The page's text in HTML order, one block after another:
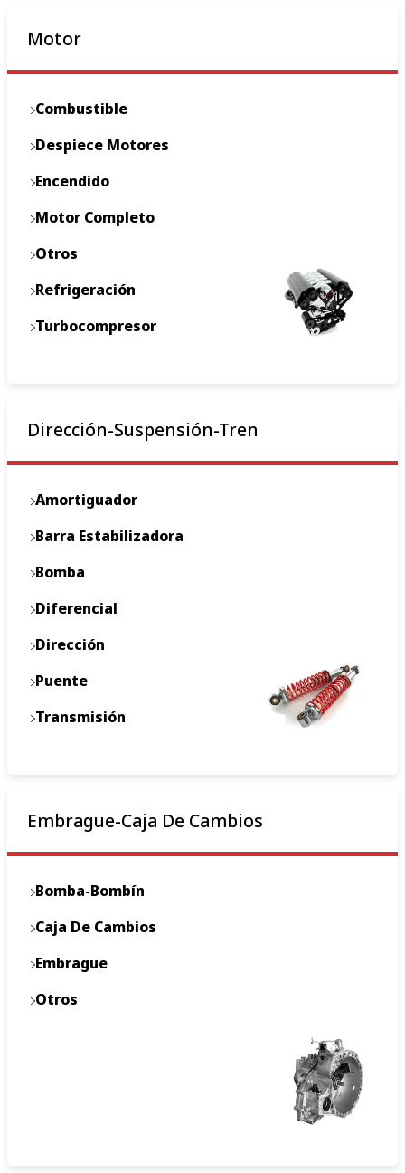
Motor
Combustible
Despiece Motores
Encendido
Motor Completo
Otros
Refrigeración
Turbocompresor
Dirección-Suspensión-Tren
Amortiguador
Barra Estabilizadora
Bomba
Diferencial
Dirección
Puente
Transmisión
Embrague-Caja De Cambios
Bomba-Bombín
Caja De Cambios
Embrague
Otros